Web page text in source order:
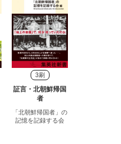
3刷
証言・北朝鮮帰国
者
「北朝鮮帰国者」の
記憶を記録する会